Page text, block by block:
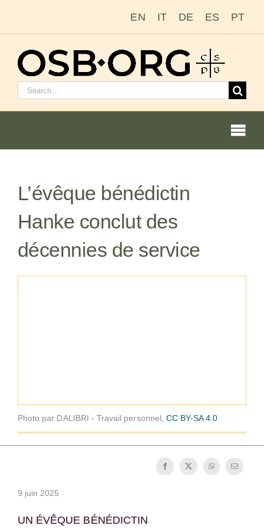
EN IT DE ES PT
Rechercher
L’ordre bénédictin
Devenir moine ou moniale
L’évêque bénédictin
Hanke conclut des
décennies de service
Photo par DALIBRI - Travail personnel, CC BY-SA 4.0
9 juin 2025
UN ÉVÊQUE BÉNÉDICTIN